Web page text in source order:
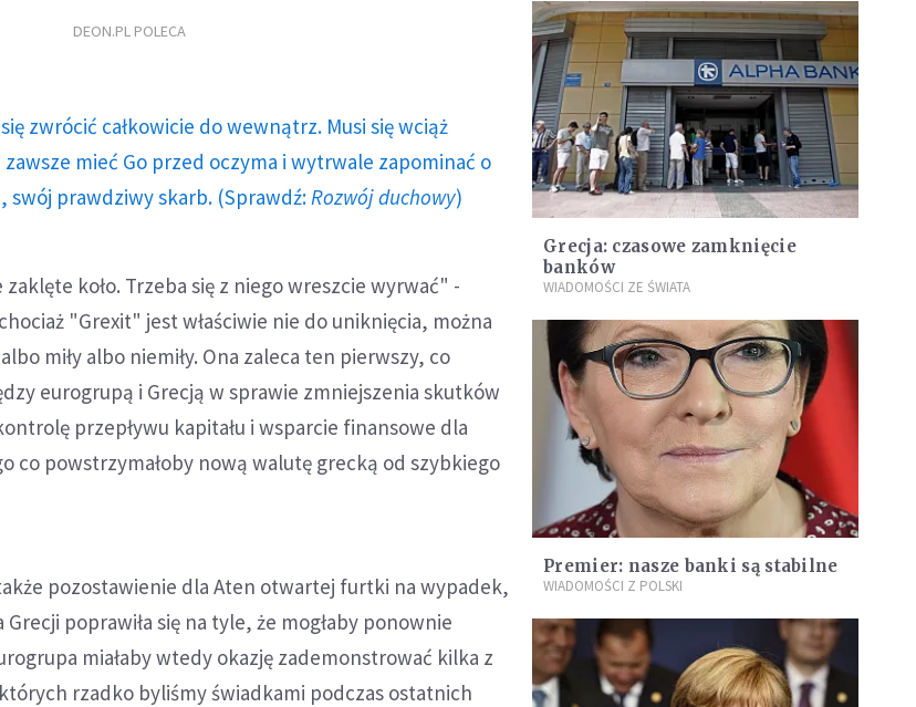
DEON.PL POLECA
zwrócić całkowicie do wewnątrz. Musi się wciąż
mieć Go przed oczyma i wytrwale zapominać o
swój prawdziwy skarb. (Sprawdź: Rozwój duchowy)
koło. Trzeba się z niego wreszcie wyrwać" -
"Grexit" jest właściwie nie do uniknięcia, można
miły albo niemiły. Ona zaleca ten pierwszy, co
eurogrupą i Grecją w sprawie zmniejszenia skutków
przepływu kapitału i wsparcie finansowe dla
co powstrzymałoby nową walutę grecką od szybkiego
pozostawienie dla Aten otwartej furtki na wypadek,
poprawiła się na tyle, że mogłaby ponownie
miałaby wtedy okazję zademonstrować kilka z
rzadko byliśmy świadkami podczas ostatnich
Grecja: czasowe zamknięcie
banków
WIADOMOŚCI ZE ŚWIATA
Premier: nasze banki są stabilne
WIADOMOŚCI Z POLSKI